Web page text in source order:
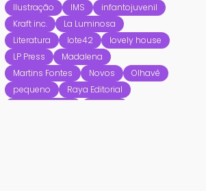
Ilustração
IMS
infantojuvenil
Kraft inc.
La Luminosa
Literatura
lote42
lovely house
LP Press
Madalena
Martins Fontes
Novos
Olhavê
pequeno
Raya Editorial